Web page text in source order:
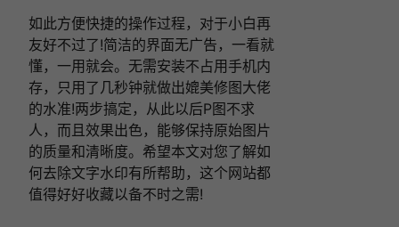
如此方便快捷的操作过程，对于小白再
友好不过了!简洁的界面无广告，一看就
懂，一用就会。无需安装不占用手机内
存，只用了几秒钟就做出媲美修图大佬
的水准!两步搞定，从此以后P图不求
人，而且效果出色，能够保持原始图片
的质量和清晰度。希望本文对您了解如
何去除文字水印有所帮助，这个网站都
值得好好收藏以备不时之需!